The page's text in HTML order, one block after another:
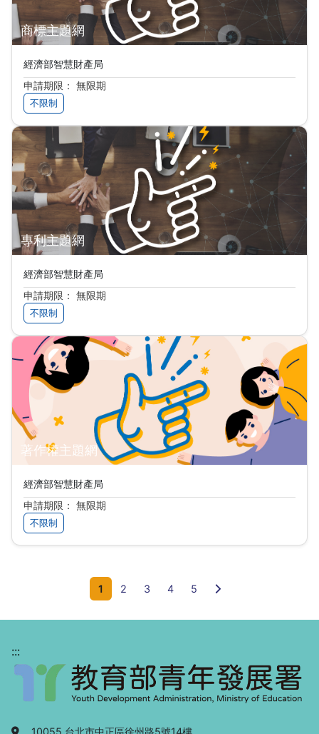
商標主題網
經濟部智慧財產局
申請期限： 無限期
不限制
專利主題網
經濟部智慧財產局
申請期限： 無限期
不限制
著作權主題網
經濟部智慧財產局
申請期限： 無限期
不限制
1 2 3 4 5 下一頁
:::
地址：
10055 台北市中正區徐州路5號14樓